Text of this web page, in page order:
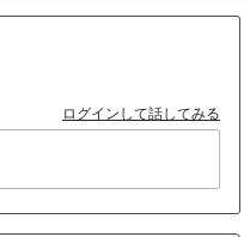
ログインして話してみる